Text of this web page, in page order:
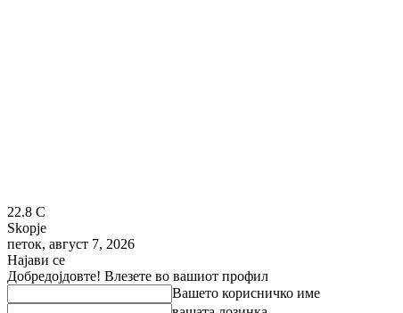
22.8 C
Skopje
петок, август 7, 2026
Најави се
Добредојдовте! Влезете во вашиот профил
Вашето корисничко име